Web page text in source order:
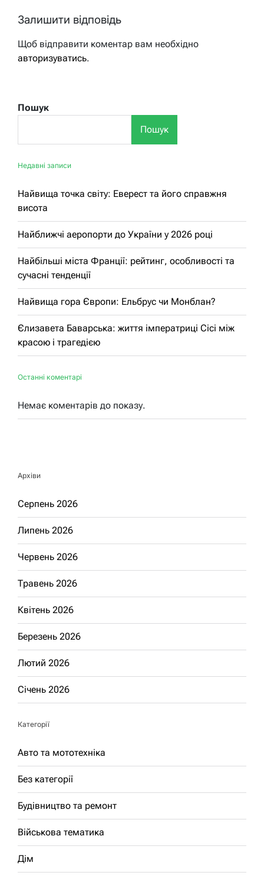
Залишити відповідь
Щоб відправити коментар вам необхідно
авторизуватись.
Пошук
Пошук
Недавні записи
Найвища точка світу: Еверест та його справжня
висота
Найближчі аеропорти до України у 2026 році
Найбільші міста Франції: рейтинг, особливості та
сучасні тенденції
Найвища гора Європи: Ельбрус чи Монблан?
Єлизавета Баварська: життя імператриці Сісі між
красою і трагедією
Останні коментарі
Немає коментарів до показу.
Архіви
Серпень 2026
Липень 2026
Червень 2026
Травень 2026
Квітень 2026
Березень 2026
Лютий 2026
Січень 2026
Категорії
Авто та мототехніка
Без категорії
Будівництво та ремонт
Військова тематика
Дім